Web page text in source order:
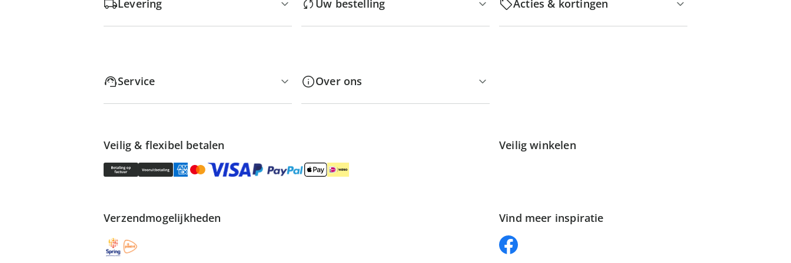
Levering Uw bestelling Acties & kortingen
Service Over ons
Veilig & flexibel betalen Veilig winkelen
Verzendmogelijkheden Vind meer inspiratie